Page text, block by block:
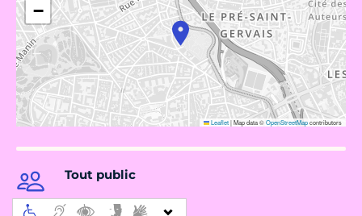
−
Leaflet|Map data ©OpenStreetMapcontributors
Tout public